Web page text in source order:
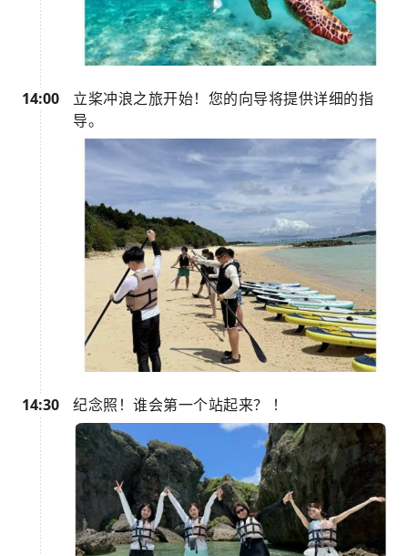
14:00
立桨冲浪之旅开始！您的向导将提供详细的指
导。
14:30 纪念照！谁会第一个站起来？ ！